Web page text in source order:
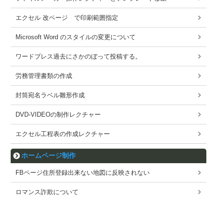
エクセル 改ページ で印刷範囲指定
Microsoft Word のスタイルの変更について
ワードブレス過去にさかのぼって投稿する。
労務管理書類の作成
封筒宛名ラベル雛形作成
DVD-VIDEOの制作レクチャー
エクセル工程表の作成レクチャー
ホームページ制作
FBページ住所登録出来ない地図に反映されない
ロマンス詐欺について